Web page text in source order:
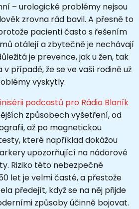
– urologické problémy nejsou
zrovna rád bavil. A přesně to
pacienti často s řešením
otálejí a zbytečně je nechávají
je prevence, jak u žen, tak
v případě, že se ve vaší rodině už
vyskytly.
podcastů pro Rádio Blaník
způsobech vyšetření, od
až po magnetickou
které například dokážou
upozorňující na nádorové
Riziko této nebezpečné
let je velmi časté, a přestože
předejít, když se na něj přijde
způsoby účinně bojovat.